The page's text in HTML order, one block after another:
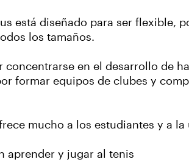
está diseñado para ser
los tamaños.
en el desarrollo de
formar equipos de clubes y
mucho a los estudiantes y a
aprender y jugar al tenis